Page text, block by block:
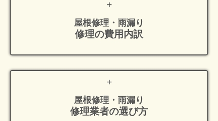
屋根修理・雨漏り
修理の費用内訳
屋根修理・雨漏り
修理業者の選び方